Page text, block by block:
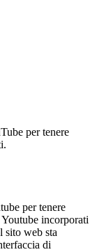
per tenere
per tenere
incorporati
sito web sta
di